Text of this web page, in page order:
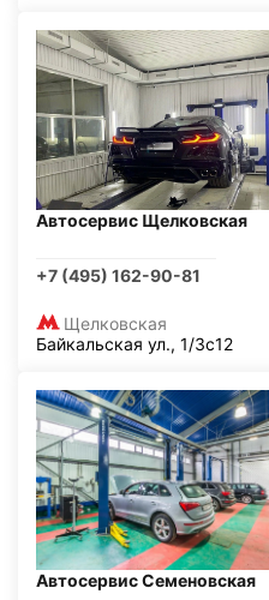
Автосервис Щелковская
+7 (495) 162-90-81
Щелковская
Байкальская ул., 1/3с12
Автосервис Семеновская